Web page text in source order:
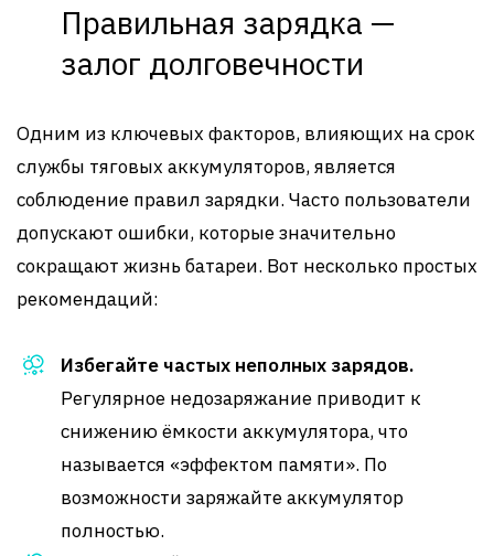
Правильная зарядка —
залог долговечности
Одним из ключевых факторов, влияющих на срок
службы тяговых аккумуляторов, является
соблюдение правил зарядки. Часто пользователи
допускают ошибки, которые значительно
сокращают жизнь батареи. Вот несколько простых
рекомендаций:
Избегайте частых неполных зарядов.
Регулярное недозаряжание приводит к
снижению ёмкости аккумулятора, что
называется «эффектом памяти». По
возможности заряжайте аккумулятор
полностью.